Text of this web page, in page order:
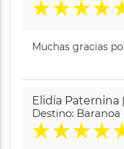
★★★★
Muchas gracias
Elidia Paternina
Destino:
★★★★